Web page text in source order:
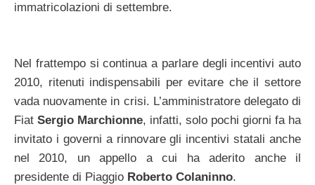
immatricolazioni di settembre.
Nel frattempo si continua a parlare degli incentivi auto
2010, ritenuti indispensabili per evitare che il settore
vada nuovamente in crisi. L’amministratore delegato di
Fiat Sergio Marchionne, infatti, solo pochi giorni fa ha
invitato i governi a rinnovare gli incentivi statali anche
nel 2010, un appello a cui ha aderito anche il
presidente di Piaggio Roberto Colaninno.